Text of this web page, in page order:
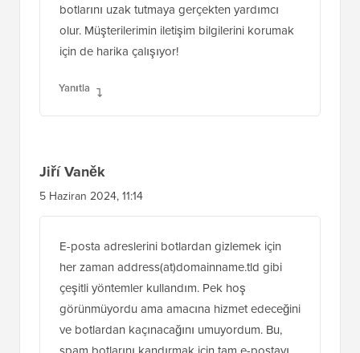
botlarını uzak tutmaya gerçekten yardımcı
olur. Müşterilerimin iletişim bilgilerini korumak
için de harika çalışıyor!
Yanıtla
Jiří Vaněk
5 Haziran 2024, 11:14
E-posta adreslerini botlardan gizlemek için
her zaman address(at)domainname.tld gibi
çeşitli yöntemler kullandım. Pek hoş
görünmüyordu ama amacına hizmet edeceğini
ve botlardan kaçınacağını umuyordum. Bu,